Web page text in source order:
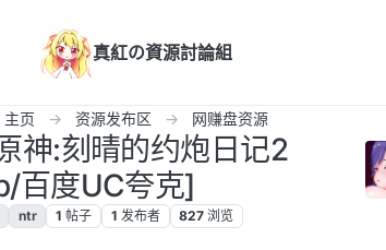
真紅の資源討論組
主页 资源发布区 网赚盘资源
神:刻晴的约炮日记2
百度UC夸克]
ntr 1 帖子 1 发布者 827 浏览